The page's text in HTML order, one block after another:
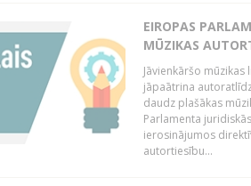
EIROPAS
MŪZIKAS
Jāvienkāršo
jāpaātrina
daudz plašākas
Parlamenta
ierosinājumos
autortiesību...